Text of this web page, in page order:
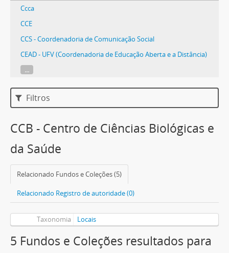
Ccca
CCE
CCS - Coordenadoria de Comunicação Social
CEAD - UFV (Coordenadoria de Educação Aberta e a Distância)
...
Filtros
CCB - Centro de Ciências Biológicas e
da Saúde
Relacionado Fundos e Coleções (5)
Relacionado Registro de autoridade (0)
Taxonomia Locais
5 Fundos e Coleções resultados para